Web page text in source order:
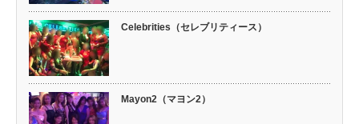
Celebrities（セレブリティース）
Mayon2（マヨン2）